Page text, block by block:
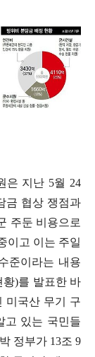
은 지난 5월 24
금 협상 쟁점과
주둔 비용으로
이고 이는 주일
준이라는 내용
황)를 발표한 바
미국산 무기 구
고 있는 국민들
정부가 13조9